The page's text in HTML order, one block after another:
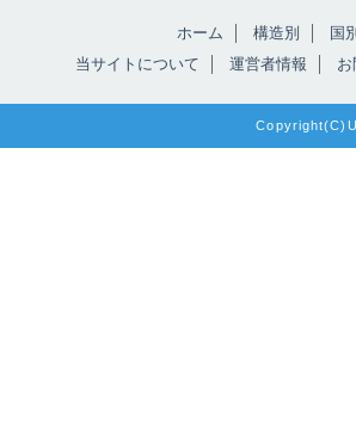
ホーム 構造別
国
当サイトについて
運営者情報